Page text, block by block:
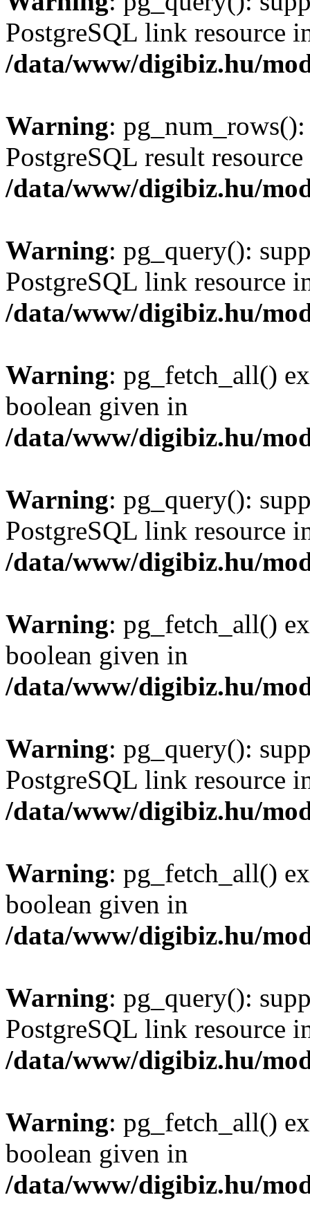
PostgreSQL link resource
/data/www/digibiz.hu/
Warning:
PostgreSQL result
/data/www/digibiz.hu/
Warning: pg_query():
PostgreSQL link resource
/data/www/digibiz.hu/
Warning: pg_fetch_all()
boolean given in
/data/www/digibiz.hu/
Warning: pg_query():
PostgreSQL link resource
/data/www/digibiz.hu/
Warning: pg_fetch_all()
boolean given in
/data/www/digibiz.hu/
Warning: pg_query():
PostgreSQL link resource
/data/www/digibiz.hu/
Warning: pg_fetch_all()
boolean given in
/data/www/digibiz.hu/
Warning: pg_query():
PostgreSQL link resource
/data/www/digibiz.hu/
Warning: pg_fetch_all()
boolean given in
/data/www/digibiz.hu/